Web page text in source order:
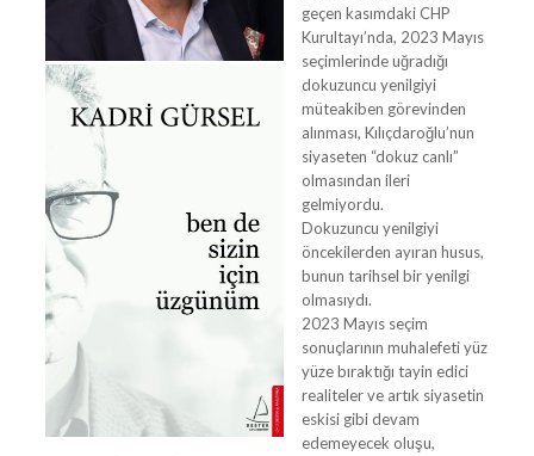
geçen kasımdaki CHP
Kurultayı’nda, 2023 Mayıs
seçimlerinde uğradığı
dokuzuncu yenilgiyi
müteakiben görevinden
alınması, Kılıçdaroğlu’nun
siyaseten “dokuz canlı”
olmasından ileri
gelmiyordu.
Dokuzuncu yenilgiyi
öncekilerden ayıran husus,
bunun tarihsel bir yenilgi
olmasıydı.
2023 Mayıs seçim
sonuçlarının muhalefeti yüz
yüze bıraktığı tayin edici
realiteler ve artık siyasetin
eskisi gibi devam
edemeyecek oluşu,